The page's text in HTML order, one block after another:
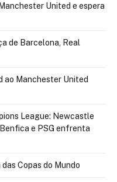
United e espera
de Barcelona, Real
ao Manchester United
League: Newcastle
e PSG enfrenta
Copas do Mundo